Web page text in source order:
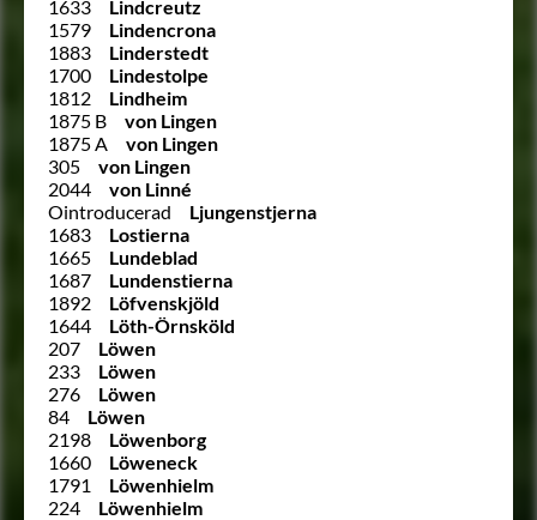
1633
Lindcreutz
1579
Lindencrona
1883
Linderstedt
1700
Lindestolpe
1812
Lindheim
1875 B
von Lingen
1875 A
von Lingen
305
von Lingen
2044
von Linné
Ointroducerad
Ljungenstjerna
1683
Lostierna
1665
Lundeblad
1687
Lundenstierna
1892
Löfvenskjöld
1644
Löth-Örnsköld
207
Löwen
233
Löwen
276
Löwen
84
Löwen
2198
Löwenborg
1660
Löweneck
1791
Löwenhielm
224
Löwenhielm